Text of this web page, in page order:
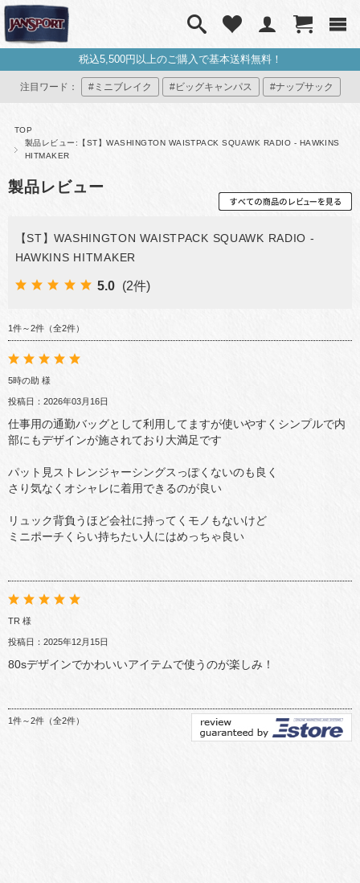
税込5,500円以上のご購入で基本送料無料！
注目ワード： #ミニブレイク #ビッグキャンパス #ナップサック
TOP
製品レビュー:【ST】WASHINGTON WAISTPACK SQUAWK RADIO - HAWKINS
HITMAKER
製品レビュー
【ST】WASHINGTON WAISTPACK SQUAWK RADIO -
HAWKINS HITMAKER
5.0 (2件)
1件～2件（全2件）
5時の助 様
投稿日：2026年03月16日
仕事用の通勤バッグとして利用してますが使いやすくシンプルで内
部にもデザインが施されており大満足です
パット見ストレンジャーシングスっぽくないのも良く
さり気なくオシャレに着用できるのが良い
リュック背負うほど会社に持ってくモノもないけど
ミニポーチくらい持ちたい人にはめっちゃ良い
TR 様
投稿日：2025年12月15日
80sデザインでかわいいアイテムで使うのが楽しみ！
1件～2件（全2件）